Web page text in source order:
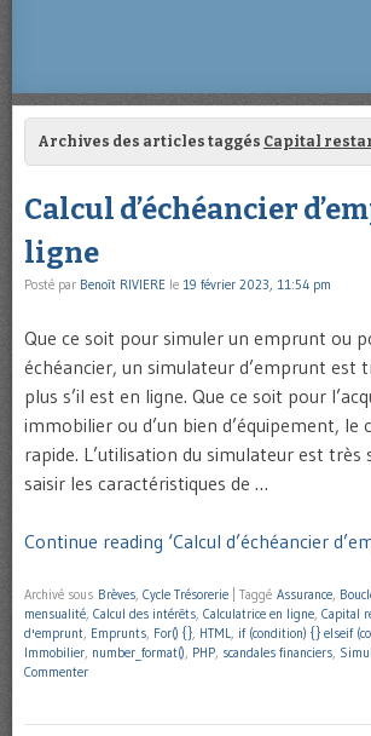
Archives des articles taggés Capital
Calcul d’échéancier
ligne
Posté par Benoît RIVIERE le 19 février 2023, 11:54 pm
Que ce soit pour simuler un emprunt ou
échéancier, un simulateur d’emprunt est
plus s’il est en ligne. Que ce soit pour
immobilier ou d’un bien d’équipement, le
rapide. L’utilisation du simulateur est très
saisir les caractéristiques de …
Continue reading ‘Calcul d’échéancier
Archivé sous Brèves, Cycle Trésorerie Taggé Assurance,
mensualité, Calcul des intérêts, Calculatrice en ligne, Capital
d'emprunt, Emprunts, For() {}, HTML, if (condition) {} elseif
Immobilier, number_format(), PHP, scandales financiers,
Commenter